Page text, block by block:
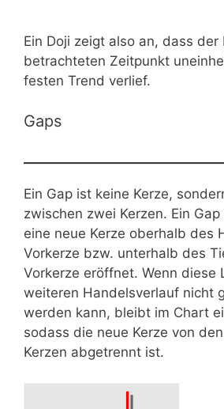
Ein Doji zeigt also an, dass der
betrachteten Zeitpunkt
festen Trend verlief.
Gaps
Ein Gap ist keine Kerze,
zwischen zwei Kerzen. Ein
eine neue Kerze oberhalb des
Vorkerze bzw. unterhalb des
Vorkerze eröffnet. Wenn diese
weiteren Handelsverlauf nicht
werden kann, bleibt im Chart
sodass die neue Kerze von
Kerzen abgetrennt ist.